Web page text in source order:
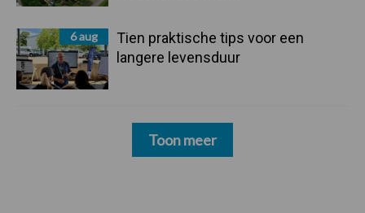
6 aug
Tien praktische tips voor een
langere levensduur
Toon meer